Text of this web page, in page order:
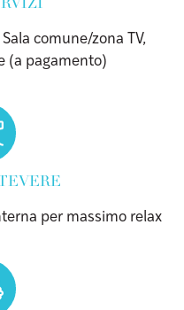
comune/zona TV,
(a pagamento)
per massimo relax